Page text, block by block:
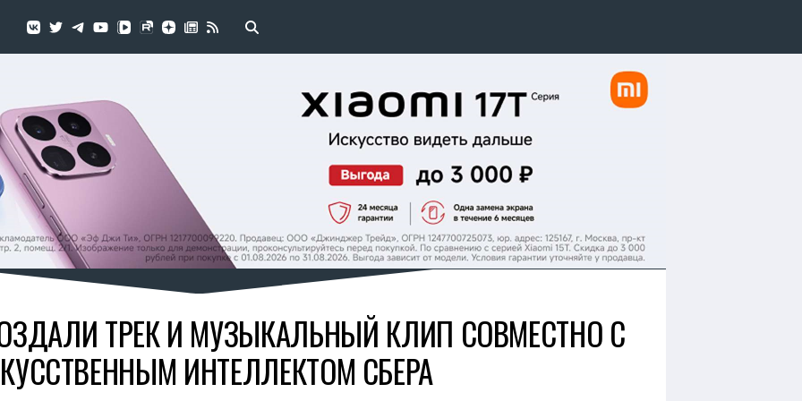
СОЗДАЛИ ТРЕК И МУЗЫКАЛЬНЫЙ КЛИП СОВМЕСТНО С
ИНТЕЛЛЕКТОМ СБЕРА